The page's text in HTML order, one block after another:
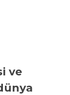
ve